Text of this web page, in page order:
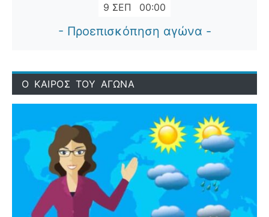
9 ΣΕΠ 00:00
- Προεπισκόπηση αγώνα -
Ο ΚΑΙΡΟΣ ΤΟΥ ΑΓΩΝΑ